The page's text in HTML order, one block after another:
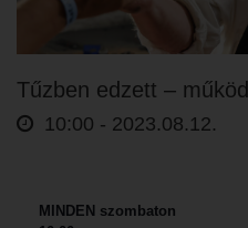
Tűzben edzett –
10:00 - 2023.08.12.
MINDEN szombaton